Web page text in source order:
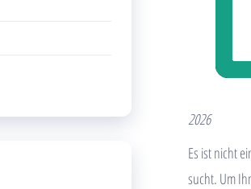
2026
Es ist nicht
sucht. Um